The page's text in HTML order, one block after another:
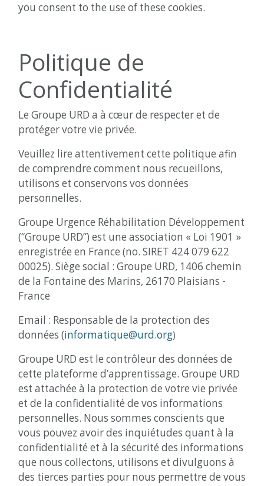
you consent to the use of these cookies.
Politique de
Confidentialité
Le Groupe URD a à cœur de respecter et de
protéger votre vie privée.
Veuillez lire attentivement cette politique afin
de comprendre comment nous recueillons,
utilisons et conservons vos données
personnelles.
Groupe Urgence Réhabilitation Développement
(“Groupe URD”) est une association « Loi 1901 »
enregistrée en France (no. SIRET 424 079 622
00025). Siège social : Groupe URD, 1406 chemin
de la Fontaine des Marins, 26170 Plaisians -
France
Email : Responsable de la protection des
données (informatique@urd.org)
Groupe URD est le contrôleur des données de
cette plateforme d’apprentissage. Groupe URD
est attachée à la protection de votre vie privée
et de la confidentialité de vos informations
personnelles. Nous sommes conscients que
vous pouvez avoir des inquiétudes quant à la
confidentialité et à la sécurité des informations
que nous collectons, utilisons et divulguons à
des tierces parties pour nous permettre de vous